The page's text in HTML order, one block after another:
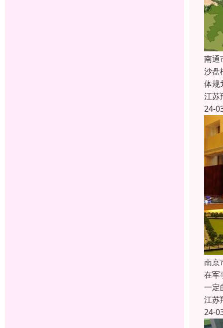
南通
沙盘
体规
江苏
24-
南京
在军
一定
江苏
24-